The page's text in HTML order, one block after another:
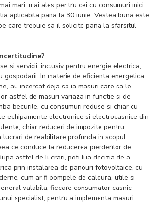
mari, mai ales pentru cei cu consumuri mici
aplicabila pana la 30 iunie. Vestea buna este
care trebuie sa il solicite pana la sfarsitul
si servicii, inclusiv pentru energie electrica,
In materie de eficienta energetica,
au incercat deja sa ia masuri care sa le
astfel de masuri variaza in functie si de
becurile, cu consumuri reduse si chiar cu
echipamente electronice si electrocasnice din
chiar reduceri de impozite pentru
de reabilitare profunda in scopul
ce conduce la reducerea pierderilor de
astfel de lucrari, poti lua decizia de a
prin instalarea de panouri fotovoltaice, cu
cum ar fi pompele de caldura, utile si
valabila, fiecare consumator casnic
specialist, pentru a implementa masuri